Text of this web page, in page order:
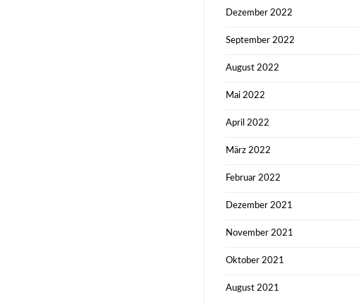
Dezember 2022
September 2022
August 2022
Mai 2022
April 2022
März 2022
Februar 2022
Dezember 2021
November 2021
Oktober 2021
August 2021